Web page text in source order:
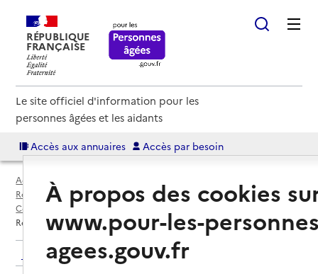
RÉPUBLIQUE
FRANÇAISE
Le site officiel d'information pour les
personnes âgées et les aidants
Accès aux annuaires Accès par besoin
Accueil
Résidences autonomie par département
Collectivité européenne d'Alsace (6AE)
Résidence autonomie Les Dahlias
Retour aux résultats de l'annuaire
À propos des cookies
www.pour-les-
agees.gouv.fr